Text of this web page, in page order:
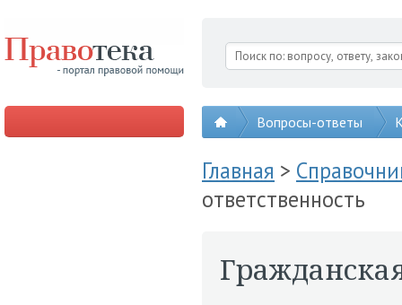
Вопросы-ответы
Главная >
ответственность